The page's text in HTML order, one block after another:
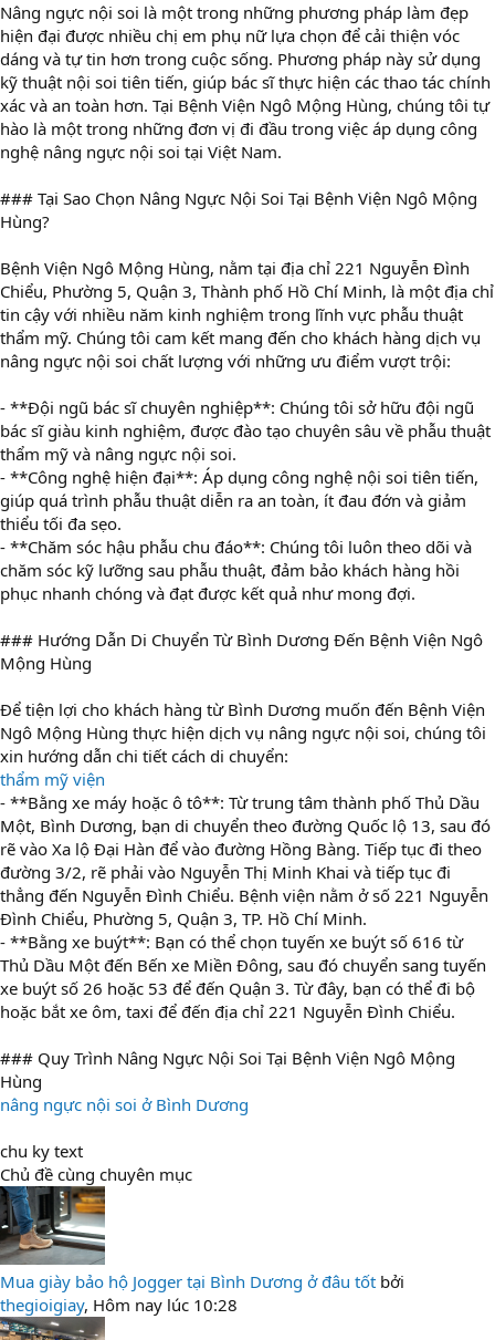
Nâng ngực nội soi là một trong những phương pháp làm đẹp
hiện đại được nhiều chị em phụ nữ lựa chọn để cải thiện vóc
dáng và tự tin hơn trong cuộc sống. Phương pháp này sử dụng
kỹ thuật nội soi tiên tiến, giúp bác sĩ thực hiện các thao tác chính
xác và an toàn hơn. Tại Bệnh Viện Ngô Mộng Hùng, chúng tôi tự
hào là một trong những đơn vị đi đầu trong việc áp dụng công
nghệ nâng ngực nội soi tại Việt Nam.
### Tại Sao Chọn Nâng Ngực Nội Soi Tại Bệnh Viện Ngô Mộng
Hùng?
Bệnh Viện Ngô Mộng Hùng, nằm tại địa chỉ 221 Nguyễn Đình
Chiểu, Phường 5, Quận 3, Thành phố Hồ Chí Minh, là một địa chỉ
tin cậy với nhiều năm kinh nghiệm trong lĩnh vực phẫu thuật
thẩm mỹ. Chúng tôi cam kết mang đến cho khách hàng dịch vụ
nâng ngực nội soi chất lượng với những ưu điểm vượt trội:
- **Đội ngũ bác sĩ chuyên nghiệp**: Chúng tôi sở hữu đội ngũ
bác sĩ giàu kinh nghiệm, được đào tạo chuyên sâu về phẫu thuật
thẩm mỹ và nâng ngực nội soi.
- **Công nghệ hiện đại**: Áp dụng công nghệ nội soi tiên tiến,
giúp quá trình phẫu thuật diễn ra an toàn, ít đau đớn và giảm
thiểu tối đa sẹo.
- **Chăm sóc hậu phẫu chu đáo**: Chúng tôi luôn theo dõi và
chăm sóc kỹ lưỡng sau phẫu thuật, đảm bảo khách hàng hồi
phục nhanh chóng và đạt được kết quả như mong đợi.
### Hướng Dẫn Di Chuyển Từ Bình Dương Đến Bệnh Viện Ngô
Mộng Hùng
Để tiện lợi cho khách hàng từ Bình Dương muốn đến Bệnh Viện
Ngô Mộng Hùng thực hiện dịch vụ nâng ngực nội soi, chúng tôi
xin hướng dẫn chi tiết cách di chuyển:
thẩm mỹ viện
- **Bằng xe máy hoặc ô tô**: Từ trung tâm thành phố Thủ Dầu
Một, Bình Dương, bạn di chuyển theo đường Quốc lộ 13, sau đó
rẽ vào Xa lộ Đại Hàn để vào đường Hồng Bàng. Tiếp tục đi theo
đường 3/2, rẽ phải vào Nguyễn Thị Minh Khai và tiếp tục đi
thẳng đến Nguyễn Đình Chiểu. Bệnh viện nằm ở số 221 Nguyễn
Đình Chiểu, Phường 5, Quận 3, TP. Hồ Chí Minh.
- **Bằng xe buýt**: Bạn có thể chọn tuyến xe buýt số 616 từ
Thủ Dầu Một đến Bến xe Miền Đông, sau đó chuyển sang tuyến
xe buýt số 26 hoặc 53 để đến Quận 3. Từ đây, bạn có thể đi bộ
hoặc bắt xe ôm, taxi để đến địa chỉ 221 Nguyễn Đình Chiểu.
### Quy Trình Nâng Ngực Nội Soi Tại Bệnh Viện Ngô Mộng
Hùng
nâng ngực nội soi ở Bình Dương
chu ky text
Chủ đề cùng chuyên mục
Mua giày bảo hộ Jogger tại Bình Dương ở đâu tốt bởi
thegioigiay, Hôm nay lúc 10:28